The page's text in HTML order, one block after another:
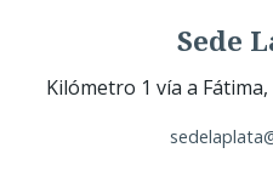
Sede
Kilómetro 1 vía a